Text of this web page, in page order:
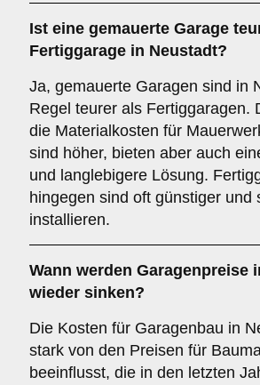
Ist eine gemauerte Garage
Fertiggarage in Neustadt?
Ja, gemauerte Garagen sind in
Regel teurer als Fertiggaragen.
die Materialkosten für
sind höher, bieten aber auch
und langlebigere Lösung.
hingegen sind oft günstiger und
installieren.
Wann werden Garagenpreise
wieder sinken?
Die Kosten für Garagenbau in
stark von den Preisen für
beeinflusst, die in den letzten